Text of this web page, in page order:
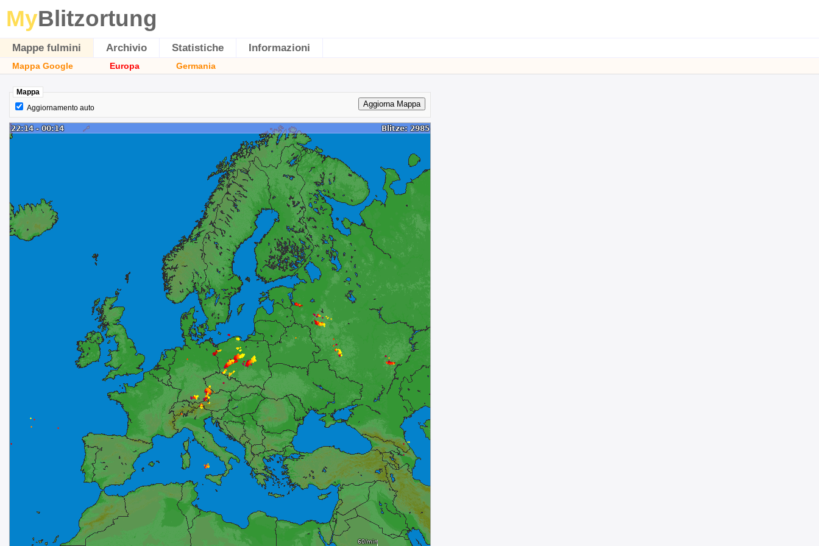
MyBlitzortung
Mappe fulmini Archivio Statistiche Informazioni
Mappa Google Europa Germania
Mappa
Aggiornamento auto